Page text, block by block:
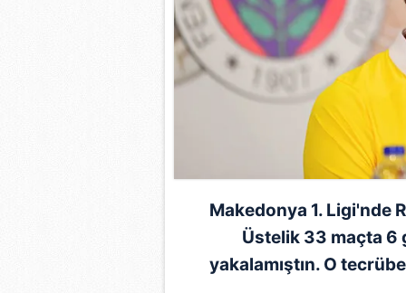
Makedonya 1. Ligi'nde
Üstelik 33 maçta
yakalamıştın. O